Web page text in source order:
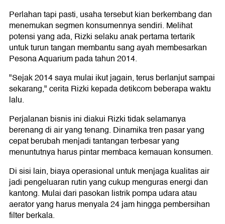
Perlahan tapi pasti, usaha tersebut kian berkembang dan
menemukan segmen konsumennya sendiri. Melihat
potensi yang ada, Rizki selaku anak pertama tertarik
untuk turun tangan membantu sang ayah membesarkan
Pesona Aquarium pada tahun 2014.
"Sejak 2014 saya mulai ikut jagain, terus berlanjut sampai
sekarang," cerita Rizki kepada detikcom beberapa waktu
lalu.
Perjalanan bisnis ini diakui Rizki tidak selamanya
berenang di air yang tenang. Dinamika tren pasar yang
cepat berubah menjadi tantangan terbesar yang
menuntutnya harus pintar membaca kemauan konsumen.
Di sisi lain, biaya operasional untuk menjaga kualitas air
jadi pengeluaran rutin yang cukup menguras energi dan
kantong. Mulai dari pasokan listrik pompa udara atau
aerator yang harus menyala 24 jam hingga pembersihan
filter berkala.